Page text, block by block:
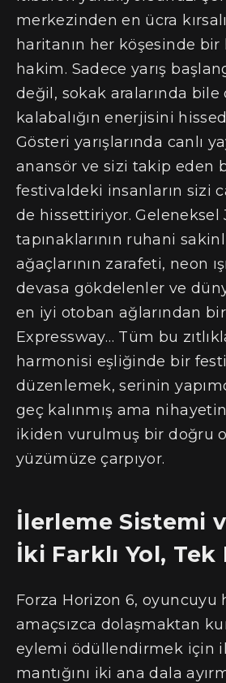
merkezinden en ücra
haritanın her köşesinde bir
hakim. Sadece yarış
değil, sokak aralarında bile
kalabalığın enerjisini
Gösteri yarışlarında canlı
anansör ve sizi takip eden
festivaldeki insanların sizi
de hissettiriyor. Geleneksel
tapınaklarının ruhani
ağaçlarının zarafeti, neon
devasa gökdelenler ve
en iyi otoban ağlarından
Expressway… Tüm bu
harmonisi eşliğinde bir
düzenlemek, serinin
geç kalınmış ama
ikiden vurulmuş bir doğru
yüzümüze çarpıyor.
İlerleme Sistemi
İki Farklı Yol,
Forza Horizon 6, oyuncuyu
amaçsızca dolaşmaktan
eylemi ödüllendirmek için
mantığını iki ana dala